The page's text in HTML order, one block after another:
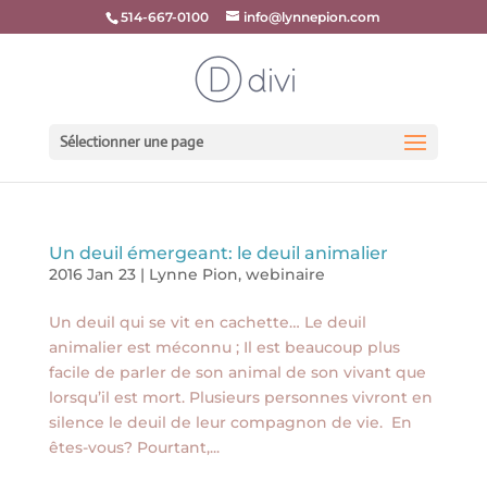
514-667-0100 info@lynnepion.com
Sélectionner une page
Un deuil émergeant: le deuil animalier
2016 Jan 23| Lynne Pion, webinaire
Un deuil qui se vit en cachette… Le deuil
animalier est méconnu ; Il est beaucoup plus
facile de parler de son animal de son vivant que
lorsqu’il est mort. Plusieurs personnes vivront en
silence le deuil de leur compagnon de vie. En
êtes-vous? Pourtant,...